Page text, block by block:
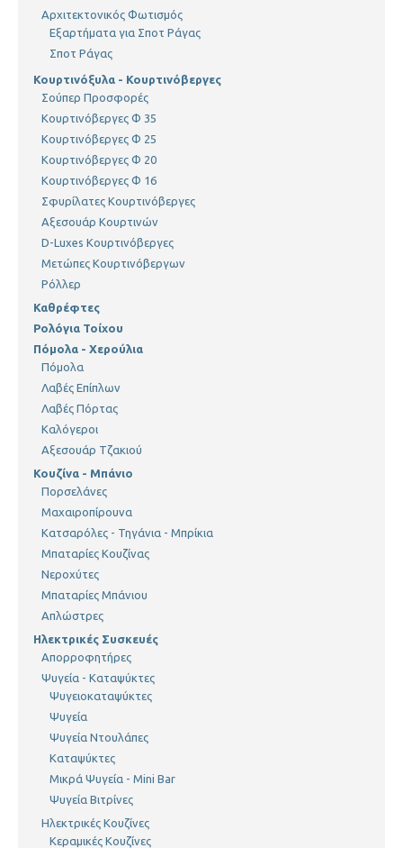
Αρχιτεκτονικός Φωτισμός
Εξαρτήματα για Σποτ Ράγας
Σποτ Ράγας
Κουρτινόξυλα - Κουρτινόβεργες
Σούπερ Προσφορές
Κουρτινόβεργες Φ 35
Κουρτινόβεργες Φ 25
Κουρτινόβεργες Φ 20
Κουρτινόβεργες Φ 16
Σφυρίλατες Κουρτινόβεργες
Αξεσουάρ Κουρτινών
D-Luxes Κουρτινόβεργες
Μετώπες Κουρτινόβεργων
Ρόλλερ
Καθρέφτες
Ρολόγια Τοίχου
Πόμολα - Χερούλια
Πόμολα
Λαβές Επίπλων
Λαβές Πόρτας
Καλόγεροι
Αξεσουάρ Τζακιού
Κουζίνα - Μπάνιο
Πορσελάνες
Μαχαιροπίρουνα
Κατσαρόλες - Τηγάνια - Μπρίκια
Μπαταρίες Κουζίνας
Νεροχύτες
Μπαταρίες Μπάνιου
Απλώστρες
Ηλεκτρικές Συσκευές
Απορροφητήρες
Ψυγεία - Καταψύκτες
Ψυγειοκαταψύκτες
Ψυγεία
Ψυγεία Ντουλάπες
Καταψύκτες
Μικρά Ψυγεία - Mini Bar
Ψυγεία Βιτρίνες
Ηλεκτρικές Κουζίνες
Κεραμικές Κουζίνες